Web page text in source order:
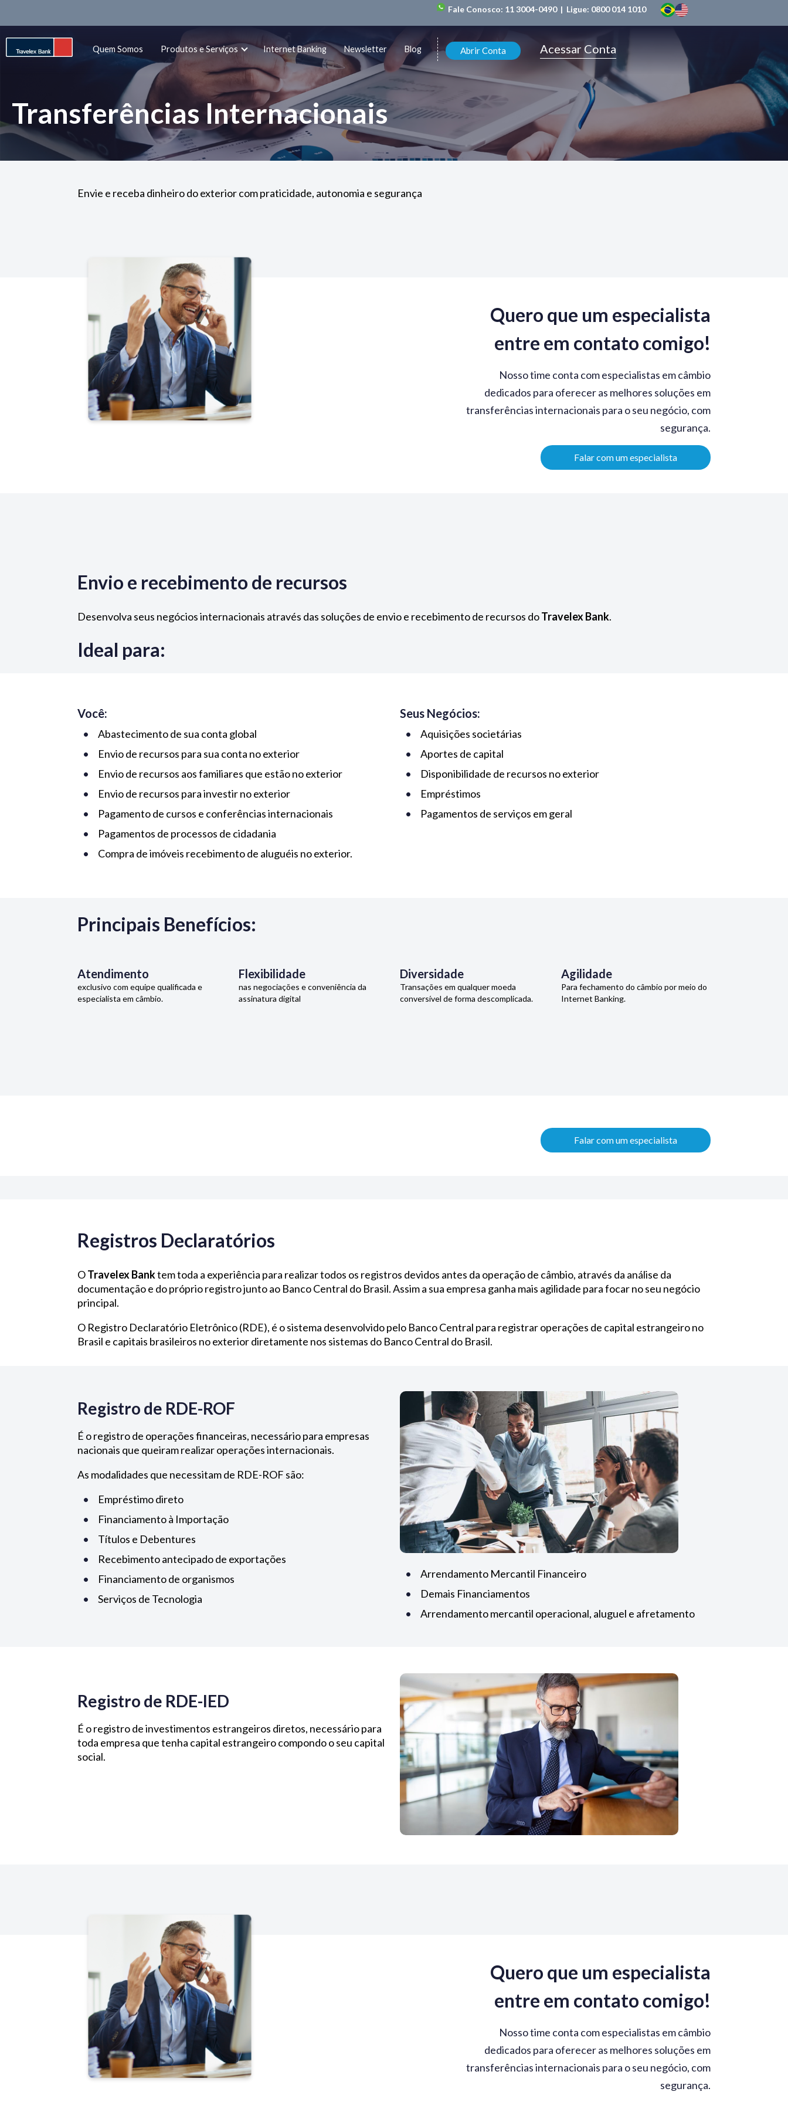
Fale Conosco: 11 3004-0490 | Ligue: 0800 014 1010
Quem Somos Produtos e Serviços Internet Banking Newsletter Blog Abrir Conta Acessar Conta
Transferências Internacionais
Envie e receba dinheiro do exterior com praticidade, autonomia e segurança
Quero que um especialista
entre em contato comigo!
Nosso time conta com especialistas em câmbio
dedicados para oferecer as melhores soluções em
transferências internacionais para o seu negócio, com
segurança.
Falar com um especialista
Envio e recebimento de recursos
Desenvolva seus negócios internacionais através das soluções de envio e recebimento de recursos doTravelex Bank.
Ideal para:
Você:
Abastecimento de sua conta global
Envio de recursos para sua conta no exterior
Envio de recursos aos familiares que estão no exterior
Envio de recursos para investir no exterior
Pagamento de cursos e conferências internacionais
Pagamentos de processos de cidadania
Compra de imóveis recebimento de aluguéis no exterior.
Seus Negócios:
Aquisições societárias
Aportes de capital
Disponibilidade de recursos no exterior
Empréstimos
Pagamentos de serviços em geral
Principais Benefícios:
Atendimento
exclusivo com equipe qualificada e
especialista em câmbio.
Flexibilidade
nas negociações e conveniência da
assinatura digital
Diversidade
Transações em qualquer moeda
conversível de forma descomplicada.
Agilidade
Para fechamento do câmbio por meio do
Internet Banking.
Falar com um especialista
Registros Declaratórios
OTravelex Banktem toda a experiência para realizar todos os registros devidos antes da operação de câmbio, através da análise da
documentação e do próprio registro junto ao Banco Central do Brasil. Assim a sua empresa ganha mais agilidade para focar no seu negócio
principal.
O Registro Declaratório Eletrônico (RDE), é o sistema desenvolvido pelo Banco Central para registrar operações de capital estrangeiro no
Brasil e capitais brasileiros no exterior diretamente nos sistemas do Banco Central do Brasil.
Registro de RDE-ROF
É o registro de operações financeiras, necessário para empresas
nacionais que queiram realizar operações internacionais.
As modalidades que necessitam de RDE-ROF são:
Empréstimo direto
Financiamento à Importação
Títulos e Debentures
Recebimento antecipado de exportações
Financiamento de organismos
Serviços de Tecnologia
Arrendamento Mercantil Financeiro
Demais Financiamentos
Arrendamento mercantil operacional, aluguel e afretamento
Registro de RDE-IED
É o registro de investimentos estrangeiros diretos, necessário para
toda empresa que tenha capital estrangeiro compondo o seu capital
social.
Quero que um especialista
entre em contato comigo!
Nosso time conta com especialistas em câmbio
dedicados para oferecer as melhores soluções em
transferências internacionais para o seu negócio, com
segurança.